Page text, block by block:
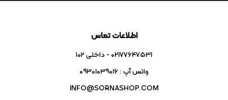
اطلاعات تماس
02177647531 - داخلی ۱۰۲
واتس آپ : 09301039016
INFO@SORNASHOP.COM